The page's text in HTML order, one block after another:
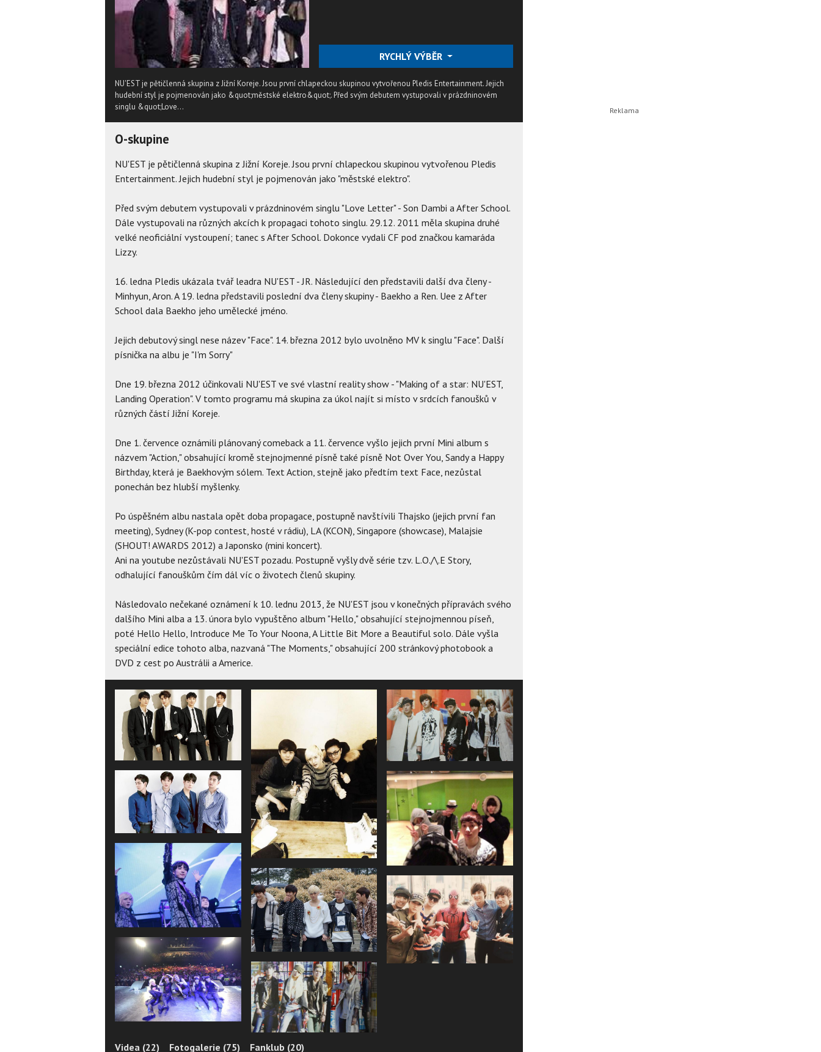
RYCHLÝ VÝBĚR
NU'EST je pětičlenná skupina z Jižní Koreje. Jsou první chlapeckou skupinou vytvořenou Pledis Entertainment. Jejich
hudební styl je pojmenován jako &quot;městské elektro&quot;. Před svým debutem vystupovali v prázdninovém
singlu &quot;Love...
O-skupine
NU'EST je pětičlenná skupina z Jižní Koreje. Jsou první chlapeckou skupinou vytvořenou Pledis
Entertainment. Jejich hudební styl je pojmenován jako "městské elektro".
Před svým debutem vystupovali v prázdninovém singlu "Love Letter" - Son Dambi a After School.
Dále vystupovali na různých akcích k propagaci tohoto singlu. 29.12. 2011 měla skupina druhé
velké neoficiální vystoupení; tanec s After School. Dokonce vydali CF pod značkou kamaráda
Lizzy.
16. ledna Pledis ukázala tvář leadra NU'EST - JR. Následující den představili další dva členy -
Minhyun, Aron. A 19. ledna představili poslední dva členy skupiny - Baekho a Ren. Uee z After
School dala Baekho jeho umělecké jméno.
Jejich debutový singl nese název "Face". 14. března 2012 bylo uvolněno MV k singlu "Face". Další
písnička na albu je "I'm Sorry"
Dne 19. března 2012 účinkovali NU'EST ve své vlastní reality show - "Making of a star: NU'EST,
Landing Operation". V tomto programu má skupina za úkol najít si místo v srdcích fanoušků v
různých částí Jižní Koreje.
Dne 1. července oznámili plánovaný comeback a 11. července vyšlo jejich první Mini album s
názvem "Action," obsahující kromě stejnojmenné písně také písně Not Over You, Sandy a Happy
Birthday, která je Baekhovým sólem. Text Action, stejně jako předtím text Face, nezůstal
ponechán bez hlubší myšlenky.
Po úspěšném albu nastala opět doba propagace, postupně navštívili Thajsko (jejich první fan
meeting), Sydney (K-pop contest, hosté v rádiu), LA (KCON), Singapore (showcase), Malajsie
(SHOUT! AWARDS 2012) a Japonsko (mini koncert).
Ani na youtube nezůstávali NU'EST pozadu. Postupně vyšly dvě série tzv. L.O./\.E Story,
odhalující fanouškům čím dál víc o životech členů skupiny.
Následovalo nečekané oznámení k 10. lednu 2013, že NU'EST jsou v konečných přípravách svého
dalšího Mini alba a 13. února bylo vypuštěno album "Hello," obsahující stejnojmennou píseň,
poté Hello Hello, Introduce Me To Your Noona, A Little Bit More a Beautiful solo. Dále vyšla
speciální edice tohoto alba, nazvaná "The Moments," obsahující 200 stránkový photobook a
DVD z cest po Austrálii a Americe.
Videa (22) Fotogalerie (75) Fanklub (20)